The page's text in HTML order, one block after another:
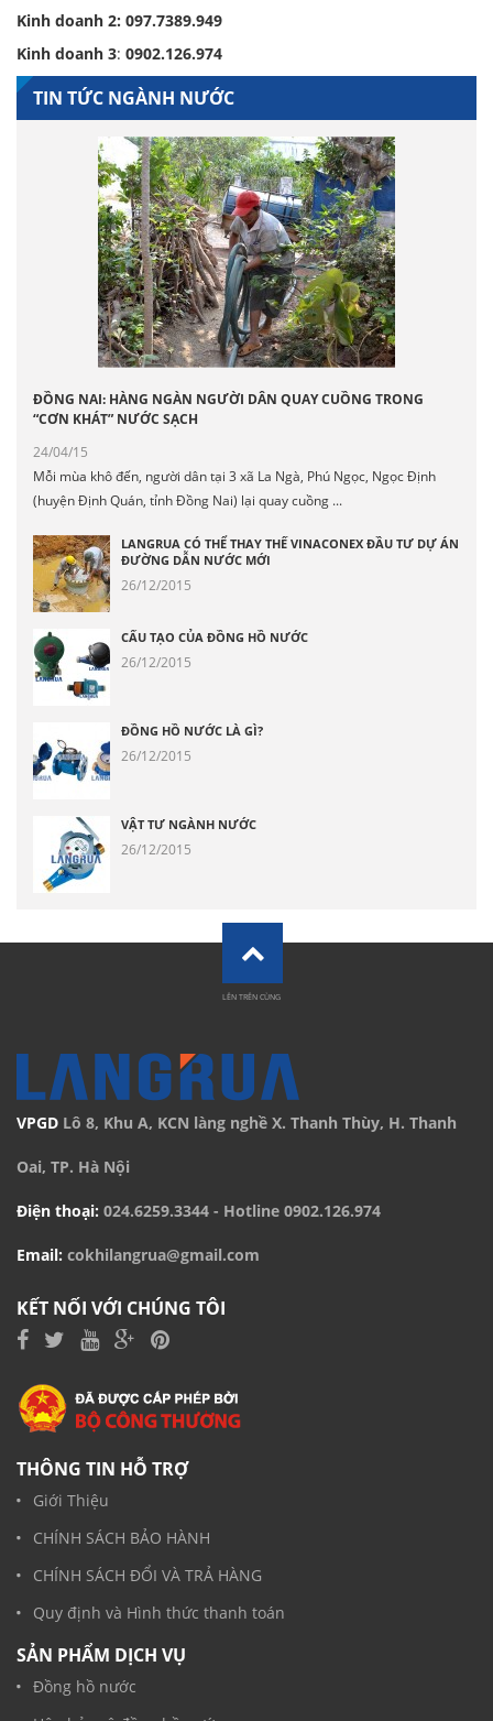
Kinh doanh 2: 097.7389.949
Kinh doanh 3: 0902.126.974
TIN TỨC NGÀNH NƯỚC
ĐỒNG NAI: HÀNG NGÀN NGƯỜI DÂN QUAY CUỒNG TRONG
“CƠN KHÁT” NƯỚC SẠCH
24/04/15
Mỗi mùa khô đến, người dân tại 3 xã La Ngà, Phú Ngọc, Ngọc Định
(huyện Định Quán, tỉnh Đồng Nai) lại quay cuồng ...
LANGRUA CÓ THỂ THAY THẾ VINACONEX ĐẦU TƯ DỰ ÁN
ĐƯỜNG DẪN NƯỚC MỚI
26/12/2015
CẤU TẠO CỦA ĐỒNG HỒ NƯỚC
26/12/2015
ĐỒNG HỒ NƯỚC LÀ GÌ?
26/12/2015
VẬT TƯ NGÀNH NƯỚC
26/12/2015
VPGD Lô 8, Khu A, KCN làng nghề X. Thanh Thùy, H. Thanh
Oai, TP. Hà Nội
Điện thoại: 024.6259.3344 - Hotline 0902.126.974
Email: cokhilangrua@gmail.com
KẾT NỐI VỚI CHÚNG TÔI
THÔNG TIN HỖ TRỢ
Giới Thiệu
CHÍNH SÁCH BẢO HÀNH
CHÍNH SÁCH ĐỔI VÀ TRẢ HÀNG
Quy định và Hình thức thanh toán
SẢN PHẨM DỊCH VỤ
Đồng hồ nước
LÊN TRÊN CÙNG